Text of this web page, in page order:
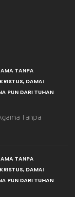
TANPA
DAMAI
PUN DARI TUHAN
Tanpa
TANPA
DAMAI
PUN DARI TUHAN